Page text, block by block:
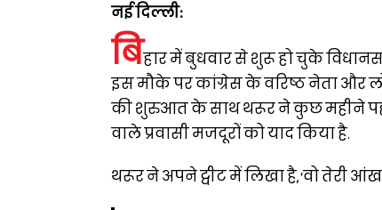
नई दिल्ली:
बिहार में बुधवार से शुरू हो चुके
इस मौके पर कांग्रेस के वरिष्ठ नेता और
की शुरुआत के साथ थरूर ने कुछ महीने
वाले प्रवासी मजदूरों को याद किया है.
थरूर ने अपने ट्वीट में लिखा है, ‘वो तेरी